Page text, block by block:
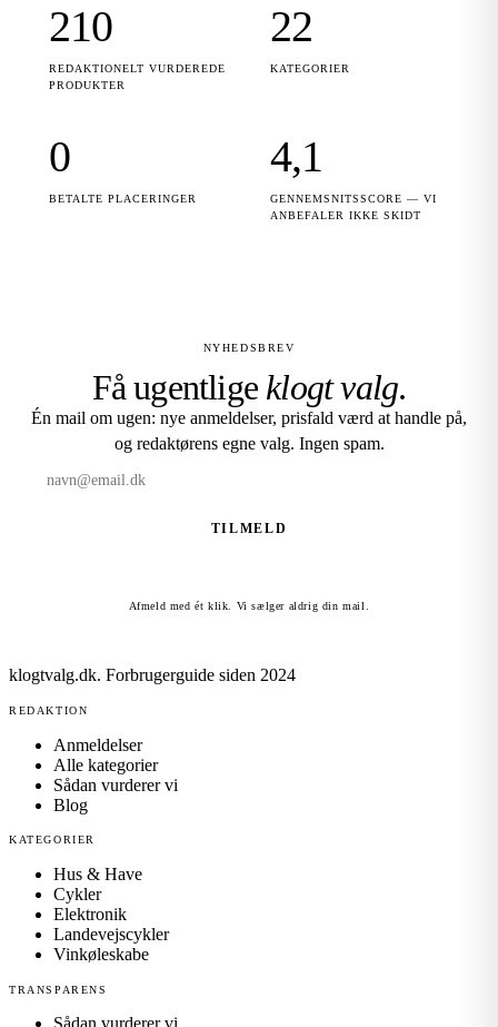
210
REDAKTIONELT VURDEREDE
PRODUKTER
22
KATEGORIER
0
BETALTE PLACERINGER
4,1
GENNEMSNITSSCORE — VI
ANBEFALER IKKE SKIDT
NYHEDSBREV
Få ugentlige klogt valg.
Én mail om ugen: nye anmeldelser, prisfald værd at handle på,
og redaktørens egne valg. Ingen spam.
TILMELD
Afmeld med ét klik. Vi sælger aldrig din mail.
klogtvalg.dk. Forbrugerguide siden 2024
REDAKTION
Anmeldelser
Alle kategorier
Sådan vurderer vi
Blog
KATEGORIER
Hus & Have
Cykler
Elektronik
Landevejscykler
Vinkøleskabe
TRANSPARENS